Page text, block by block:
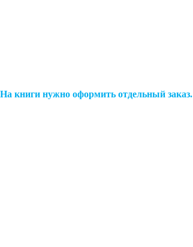
На книги нужно оформить отдельный заказ.